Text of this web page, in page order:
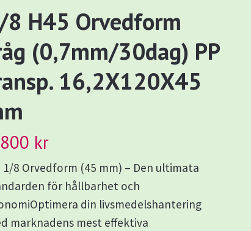
8 H45 Orvedform
(0,7mm/30dag) PP
16,2X120X45
kr
1/8 Orvedform (45 mm) – Den ultimata
för hållbarhet och
din livsmedelshantering
marknadens mest effektiva